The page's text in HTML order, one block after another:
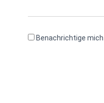
Benachrichtige mich